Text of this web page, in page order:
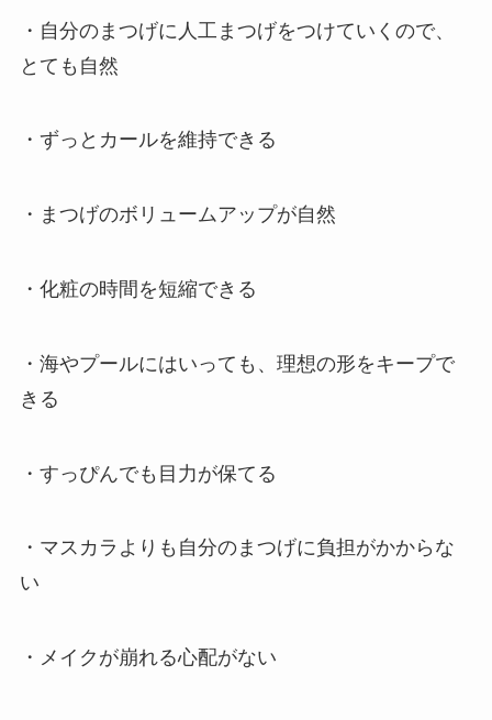
・自分のまつげに人工まつげをつけていくので、
とても自然
・ずっとカールを維持できる
・まつげのボリュームアップが自然
・化粧の時間を短縮できる
・海やプールにはいっても、理想の形をキープで
きる
・すっぴんでも目力が保てる
・マスカラよりも自分のまつげに負担がかからな
い
・メイクが崩れる心配がない